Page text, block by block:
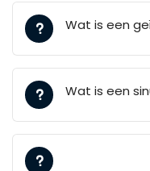
Wat is een
Wat is een